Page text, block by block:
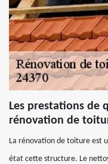
Les prestations de
rénovation de
La rénovation de toiture est
état cette structure. Le